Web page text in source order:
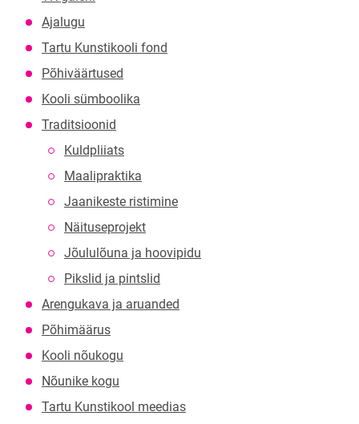
Ajalugu
Tartu Kunstikooli fond
Põhiväärtused
Kooli sümboolika
Traditsioonid
Kuldpliiats
Maalipraktika
Jaanikeste ristimine
Näituseprojekt
Jõululõuna ja hoovipidu
Pikslid ja pintslid
Arengukava ja aruanded
Põhimäärus
Kooli nõukogu
Nõunike kogu
Tartu Kunstikool meedias